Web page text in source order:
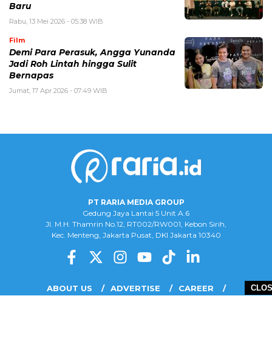
Baru
Rabu, 13 Mei 2026 - 05:38 WIB
Film
Demi Para Perasuk, Angga Yunanda
Jadi Roh Lintah hingga Sulit
Bernapas
Jumat, 17 Apr 2026 - 07:49 WIB
PT RARIA MEDIA GROUP
Gedung Jaya Lantai 5 Unit A.6
Jl. M.H. Thamrin No.12, RT002/RW001, Kebon Sirih,
Kec. Menteng, Jakarta Pusat, DKI Jakarta 10340
ABOUT US ADVERTISE
CAREER